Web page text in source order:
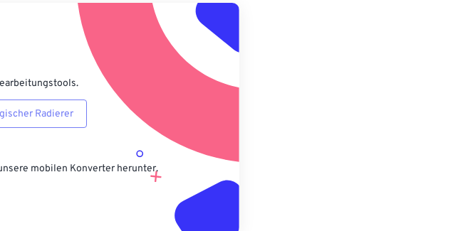
Aus Vorgabe anwenden
Als Vorgabe speichern
Radierer
mobilen Konverter herunter.